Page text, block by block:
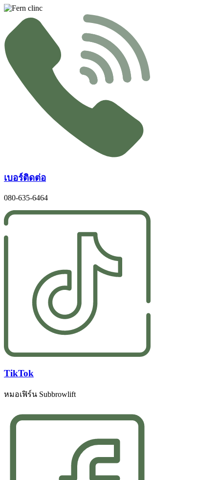
Skip
content
เบอร์ติดต่อ
080-635-6464
TikTok
หมอเฟิร์น Subbrowlift